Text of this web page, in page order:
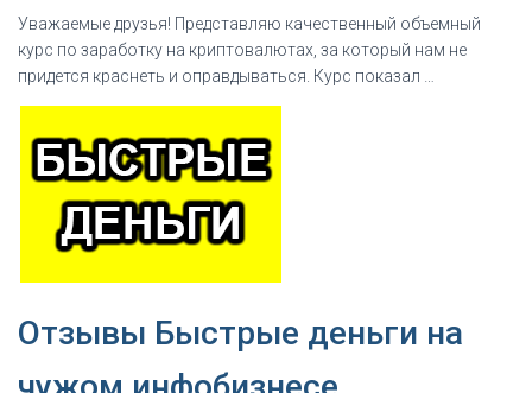
Уважаемые друзья! Представляю качественный объемный
курс по заработку на криптовалютах, за который нам не
придется краснеть и оправдываться. Курс показал …
Отзывы Быстрые деньги на